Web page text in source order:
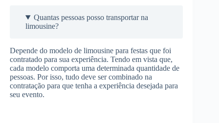
Quantas pessoas posso transportar na
limousine?
Depende do modelo de limousine para festas que foi
contratado para sua experiência. Tendo em vista que,
cada modelo comporta uma determinada quantidade de
pessoas. Por isso, tudo deve ser combinado na
contratação para que tenha a experiência desejada para
seu evento.